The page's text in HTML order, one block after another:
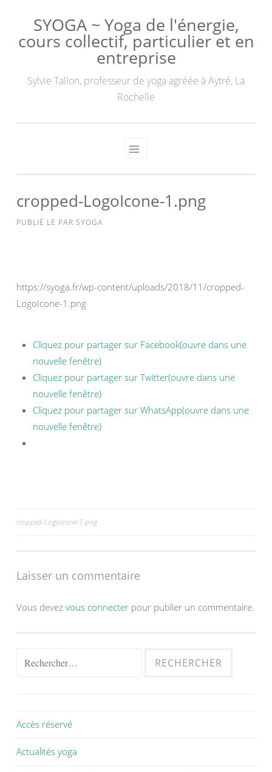
SYOGA ~ Yoga de l'énergie,
cours collectif, particulier et en
entreprise
Sylvie Tallon, professeur de yoga agréée à Aytré, La
Rochelle
cropped-LogoIcone-1.png
PUBLIÉ LE PAR SYOGA
https://syoga.fr/wp-content/uploads/2018/11/cropped-
LogoIcone-1.png
Cliquez pour partager sur Facebook(ouvre dans une
nouvelle fenêtre)
Cliquez pour partager sur Twitter(ouvre dans une
nouvelle fenêtre)
Cliquez pour partager sur WhatsApp(ouvre dans une
nouvelle fenêtre)
cropped-LogoIcone-1.png
Laisser un commentaire
Vous devez vous connecter pour publier un commentaire.
Accès réservé
Actualités yoga